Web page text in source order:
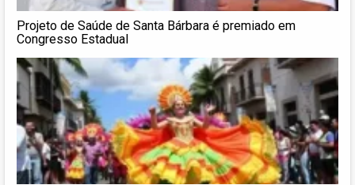
Projeto de Saúde de Santa Bárbara é premiado em
Congresso Estadual